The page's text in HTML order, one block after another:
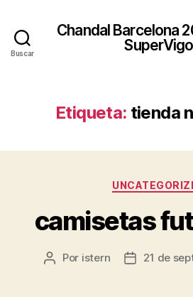
Buscar
Chandal Barcelona
SuperVigo
Etiqueta: tienda
camisetas
Autor
Por istern
Fecha
21 de